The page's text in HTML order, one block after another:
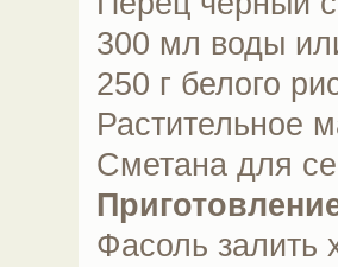
300 мл воды
250 г белого
Растительное
Сметана для
Фасоль